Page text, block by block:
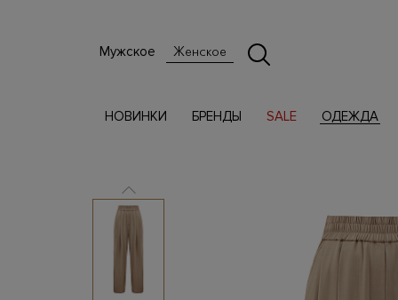
Мужское Женское
НОВИНКИ БРЕНДЫ SALE ОДЕЖДА